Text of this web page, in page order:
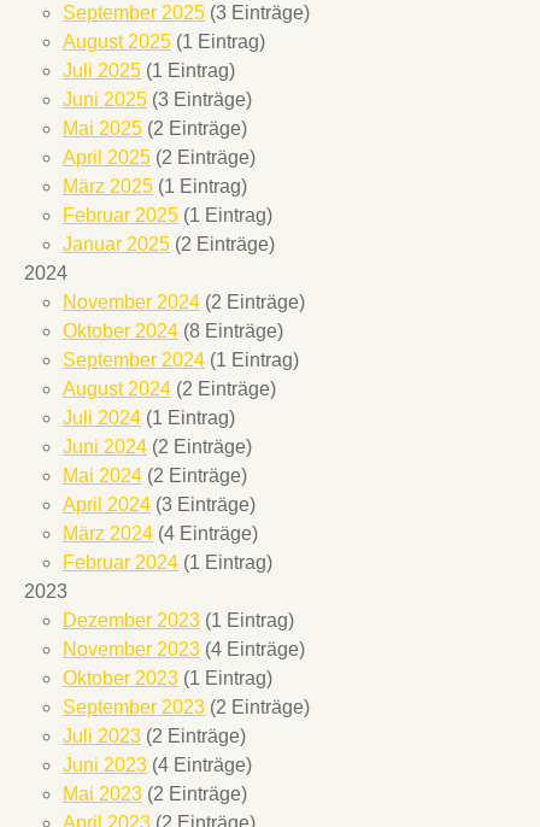
September 2025 (3 Einträge)
August 2025 (1 Eintrag)
Juli 2025 (1 Eintrag)
Juni 2025 (3 Einträge)
Mai 2025 (2 Einträge)
April 2025 (2 Einträge)
März 2025 (1 Eintrag)
Februar 2025 (1 Eintrag)
Januar 2025 (2 Einträge)
2024
November 2024 (2 Einträge)
Oktober 2024 (8 Einträge)
September 2024 (1 Eintrag)
August 2024 (2 Einträge)
Juli 2024 (1 Eintrag)
Juni 2024 (2 Einträge)
Mai 2024 (2 Einträge)
April 2024 (3 Einträge)
März 2024 (4 Einträge)
Februar 2024 (1 Eintrag)
2023
Dezember 2023 (1 Eintrag)
November 2023 (4 Einträge)
Oktober 2023 (1 Eintrag)
September 2023 (2 Einträge)
Juli 2023 (2 Einträge)
Juni 2023 (4 Einträge)
Mai 2023 (2 Einträge)
April 2023 (2 Einträge)